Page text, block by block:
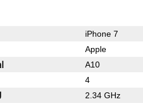
iPhone 7
Apple
A10
4
2.34 GHz